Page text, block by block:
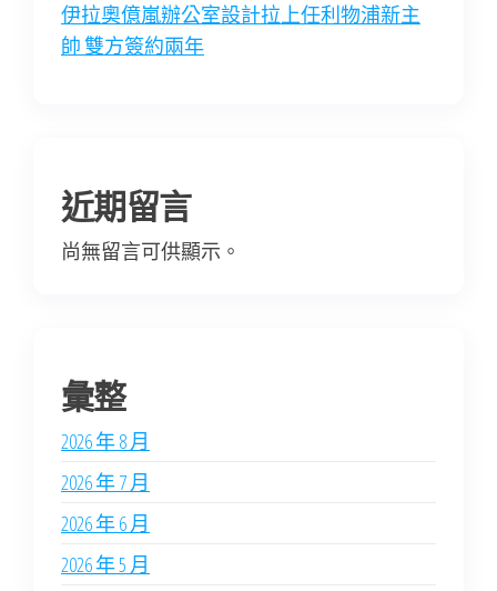
伊拉奧億嵐辦公室設計拉上任利物浦新主
帥 雙方簽約兩年
近期留言
尚無留言可供顯示。
彙整
2026 年 8 月
2026 年 7 月
2026 年 6 月
2026 年 5 月